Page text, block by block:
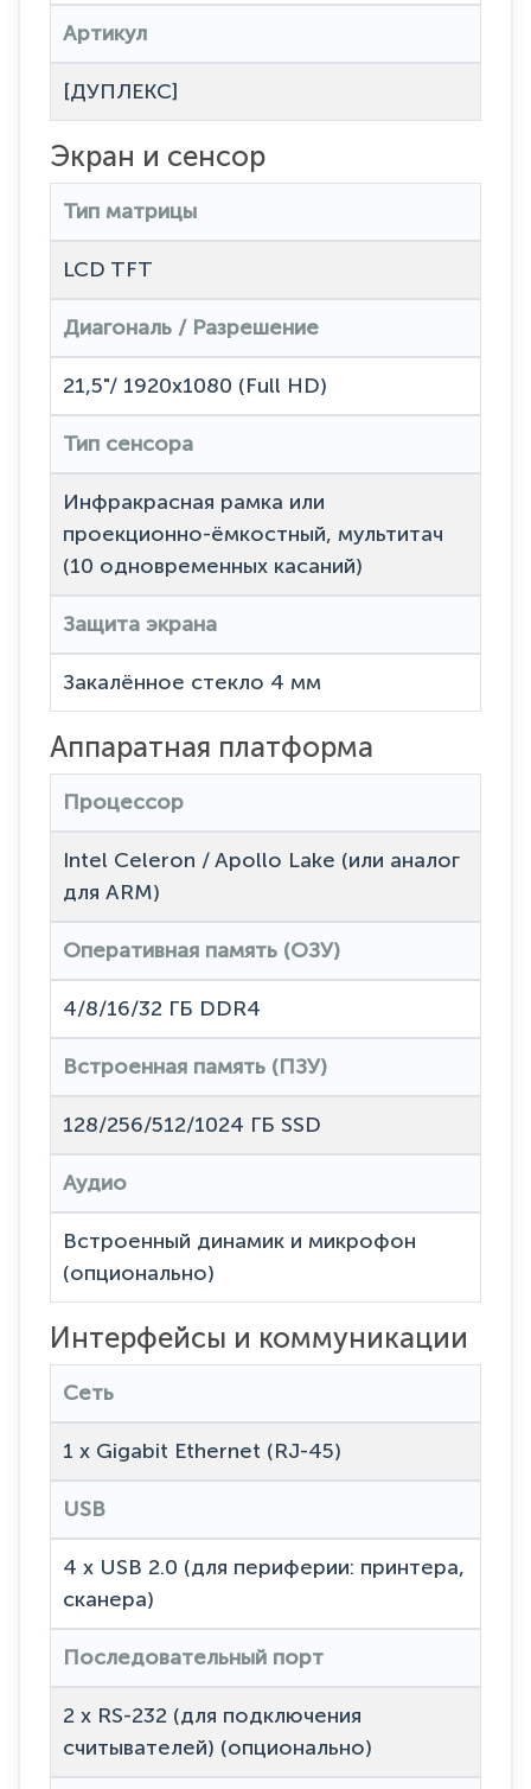
Артикул
[ДУПЛЕКС]
Экран и сенсор
Тип матрицы
LCD TFT
Диагональ / Разрешение
21,5"/ 1920x1080 (Full HD)
Тип сенсора
Инфракрасная рамка или
проекционно-ёмкостный, мультитач
(10 одновременных касаний)
Защита экрана
Закалённое стекло 4 мм
Аппаратная платформа
Процессор
Intel Celeron / Apollo Lake (или аналог
для ARM)
Оперативная память (ОЗУ)
4/8/16/32 ГБ DDR4
Встроенная память (ПЗУ)
128/256/512/1024 ГБ SSD
Аудио
Встроенный динамик и микрофон
(опционально)
Интерфейсы и коммуникации
Сеть
1 x Gigabit Ethernet (RJ-45)
USB
4 x USB 2.0 (для периферии: принтера,
сканера)
Последовательный порт
2 x RS-232 (для подключения
считывателей) (опционально)